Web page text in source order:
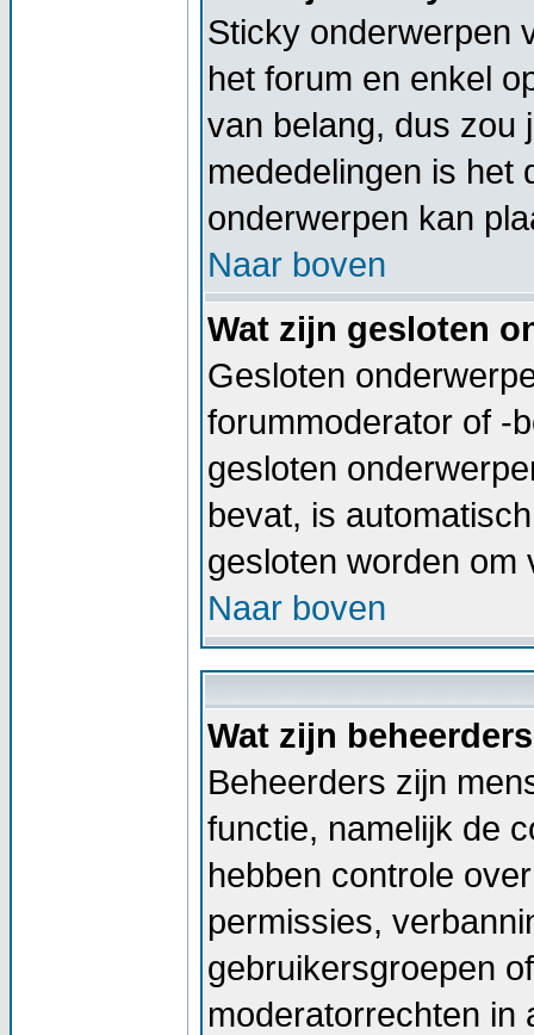
Sticky onderwerpen
het forum en enkel
van belang, dus zou
mededelingen is het
onderwerpen kan
Naar boven
Wat zijn gesloten
Gesloten
forummoderator of -
gesloten
bevat, is
gesloten worden om
Naar boven
Wat zijn
Beheerders zijn
functie, namelijk de
hebben controle
permissies,
gebruikersgroepen
moderatorrechten in